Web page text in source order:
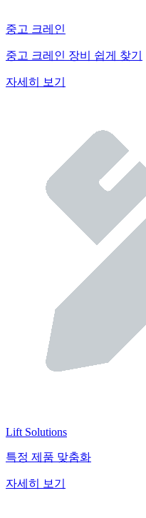
중고 크레인
중고 크레인 장비 쉽게 찾기
자세히 보기
Lift Solutions
특정 제품 맞춤화
자세히 보기